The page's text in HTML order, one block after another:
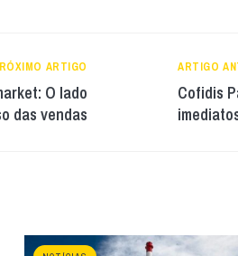
ARTIGO
O lado
das vendas
ARTIGO
Cofidis